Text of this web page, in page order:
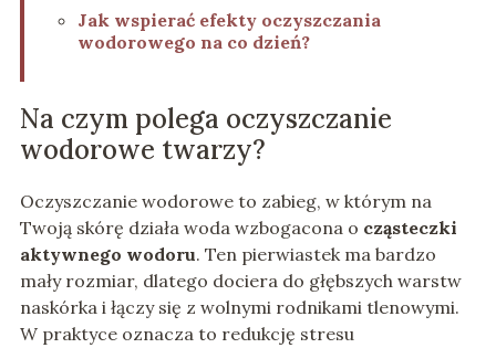
Jak wspierać efekty oczyszczania
wodorowego na co dzień?
Na czym polega oczyszczanie
wodorowe twarzy?
Oczyszczanie wodorowe to zabieg, w którym na
Twoją skórę działa woda wzbogacona o cząsteczki
aktywnego wodoru. Ten pierwiastek ma bardzo
mały rozmiar, dlatego dociera do głębszych warstw
naskórka i łączy się z wolnymi rodnikami tlenowymi.
W praktyce oznacza to redukcję stresu